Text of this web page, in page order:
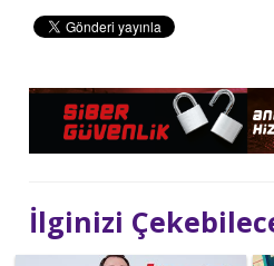
İlginizi